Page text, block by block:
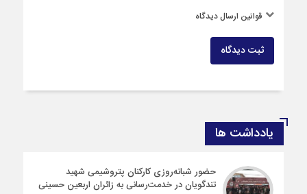
قوانین ارسال دیدگاه
ثبت دیدگاه
یادداشت ها
حضور شبانه‌روزی کارکنان پتروشیمی شهید
تندگویان در خدمت‌رسانی به زائران اربعین حسینی